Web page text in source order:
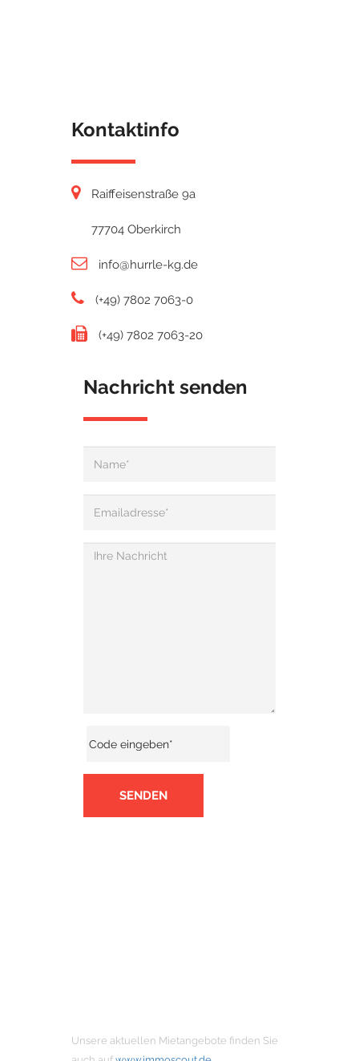
Kontaktinfo
Raiffeisenstraße 9a
77704 Oberkirch
info@hurrle-kg.de
(+49) 7802 7063-0
(+49) 7802 7063-20
Nachricht senden
SENDEN
Unsere aktuellen Mietangebote finden Sie